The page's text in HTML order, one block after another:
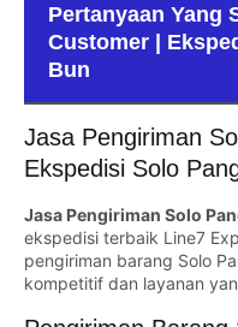
Pertanyaan Yang
Customer |
Bun
Jasa Pengiriman
Ekspedisi Solo
Jasa Pengiriman Solo
ekspedisi terbaik Line7
pengiriman barang Solo
kompetitif dan layanan